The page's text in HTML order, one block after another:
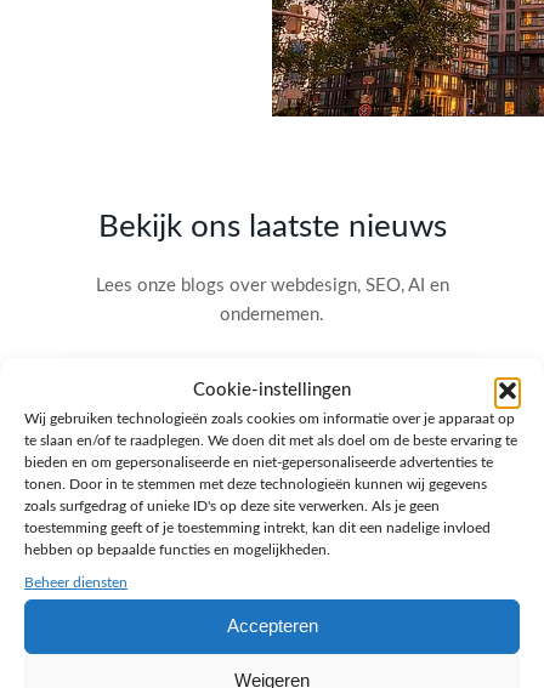
Cookie-instellingen
Wij gebruiken technologieën zoals cookies om informatie over je apparaat op
te slaan en/of te raadplegen. We doen dit met als doel om de beste ervaring te
bieden en om gepersonaliseerde en niet-gepersonaliseerde advertenties te
tonen. Door in te stemmen met deze technologieën kunnen wij gegevens
zoals surfgedrag of unieke ID's op deze site verwerken. Als je geen
toestemming geeft of je toestemming intrekt, kan dit een nadelige invloed
hebben op bepaalde functies en mogelijkheden.
Beheer diensten
Accepteren
Weigeren
Bekijk ons laatste nieuws
Lees onze blogs over webdesign, SEO, AI en
ondernemen.